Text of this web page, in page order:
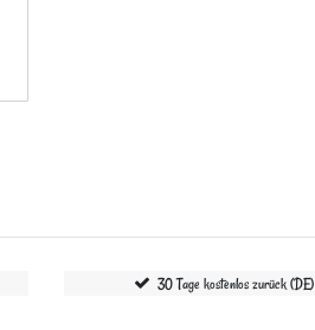
30 Tage kostenlos zurück (DE)